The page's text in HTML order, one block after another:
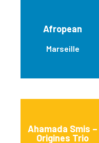
Afropean
Marseille
Ahamada Smis –
Origines Trio